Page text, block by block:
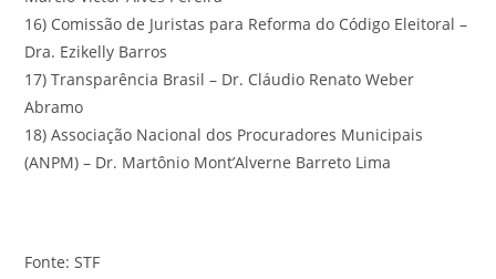
16) Comissão de Juristas para Reforma do Código Eleitoral –
Dra. Ezikelly Barros
17) Transparência Brasil – Dr. Cláudio Renato Weber
Abramo
18) Associação Nacional dos Procuradores Municipais
(ANPM) – Dr. Martônio Mont’Alverne Barreto Lima
Fonte: STF